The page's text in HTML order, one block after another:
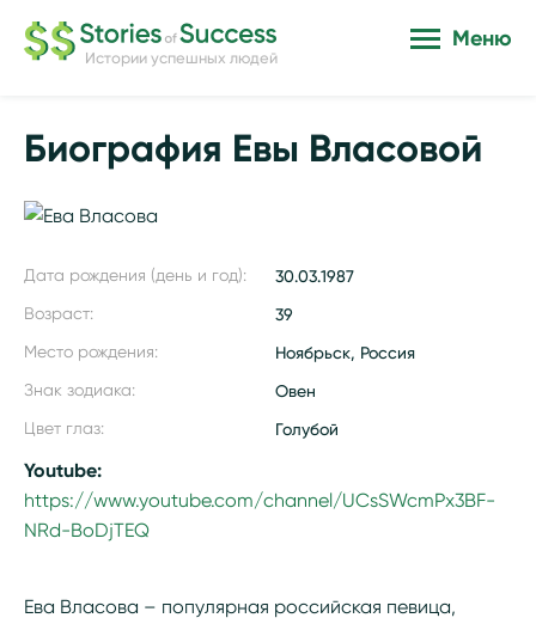
Истории успешных людей
Меню
Биография Евы Власовой
Дата рождения (день и год): 30.03.1987
Возраст: 39
Место рождения: Ноябрьск, Россия
Знак зодиака: Овен
Цвет глаз: Голубой
Youtube:
https://www.youtube.com/channel/UCsSWcmPx3BF-
NRd-BoDjTEQ
Ева Власова – популярная российская певица,